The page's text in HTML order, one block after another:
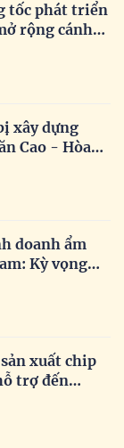
tốc phát triển
rộng cánh
xây dựng
Cao - Hòa
doanh ẩm
Kỳ vọng
xuất chip
trợ đến